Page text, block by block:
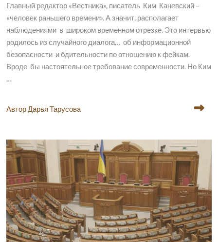
Главный редактор «Вестника», писатель Ким Каневский –
«человек раньшего времени». А значит, располагает
наблюдениями в широком временном отрезке. Это интервью
родилось из случайного диалога… об информационной
безопасности и бдительности по отношению к фейкам.
Вроде бы настоятельное требование современности. Но Ким
…
Автор Дарья Тарусова